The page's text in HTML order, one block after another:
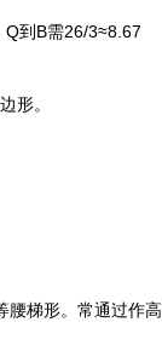
Q到B需26/3≈8.67
形。
腰梯形。常通过作高